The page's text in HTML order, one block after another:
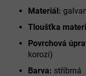
Materiál:
Tloušťka
Povrchová
korozi)
Barva: stříbrná